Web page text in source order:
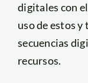
digitales con
uso de estos
secuencias
recursos.